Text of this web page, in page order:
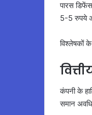
पारस
5-5 रुपये
विश्लेषकों
कंपनी के
समान